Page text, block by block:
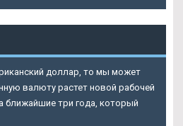
доллар, то мы может
валюту растет новой рабочей
ближайшие три года, который